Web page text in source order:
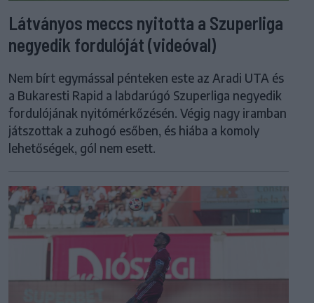
Látványos meccs nyitotta a Szuperliga
negyedik fordulóját (videóval)
Nem bírt egymással pénteken este az Aradi UTA és
a Bukaresti Rapid a labdarúgó Szuperliga negyedik
fordulójának nyitómérkőzésén. Végig nagy iramban
játszottak a zuhogó esőben, és hiába a komoly
lehetőségek, gól nem esett.